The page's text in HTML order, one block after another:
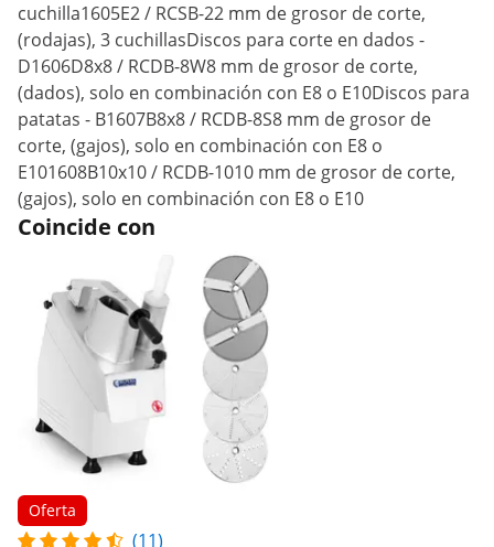
cuchilla1605E2 / RCSB-22 mm de grosor de corte,
(rodajas), 3 cuchillasDiscos para corte en dados -
D1606D8x8 / RCDB-8W8 mm de grosor de corte,
(dados), solo en combinación con E8 o E10Discos para
patatas - B1607B8x8 / RCDB-8S8 mm de grosor de
corte, (gajos), solo en combinación con E8 o
E101608B10x10 / RCDB-1010 mm de grosor de corte,
(gajos), solo en combinación con E8 o E10
Coincide con
Oferta
(11)